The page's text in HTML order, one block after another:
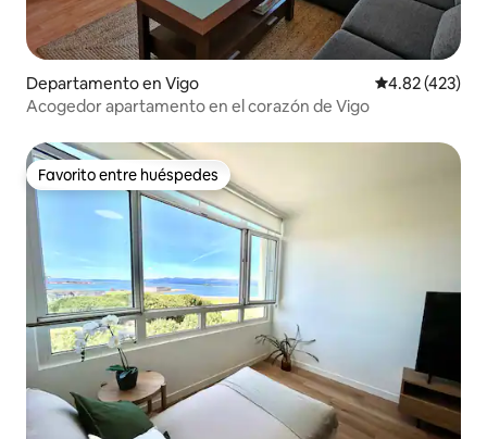
Departamento en Vigo Calificación
4.82 (423)
Acogedor apartamento en el corazón de Vigo
Favorito entre huéspedes
Favorito entre huéspedes